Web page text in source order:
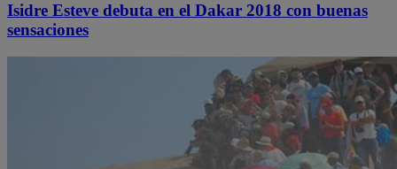
Isidre Esteve debuta en el Dakar 2018 con buenas
sensaciones